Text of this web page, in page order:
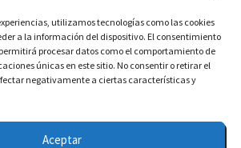
utilizamos tecnologías como las cookies
a la información del dispositivo. El consentimiento
procesar datos como el comportamiento de
únicas en este sitio. No consentir o retirar el
negativamente a ciertas características y
Aceptar
el impacto ético, pedagógico y
el aprendizaje del futuro.